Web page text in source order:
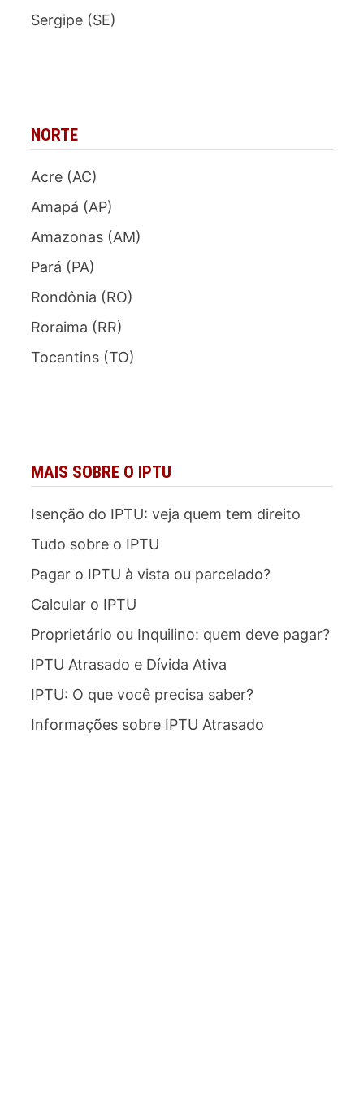
Sergipe (SE)
NORTE
Acre (AC)
Amapá (AP)
Amazonas (AM)
Pará (PA)
Rondônia (RO)
Roraima (RR)
Tocantins (TO)
MAIS SOBRE O IPTU
Isenção do IPTU: veja quem tem direito
Tudo sobre o IPTU
Pagar o IPTU à vista ou parcelado?
Calcular o IPTU
Proprietário ou Inquilino: quem deve pagar?
IPTU Atrasado e Dívida Ativa
IPTU: O que você precisa saber?
Informações sobre IPTU Atrasado